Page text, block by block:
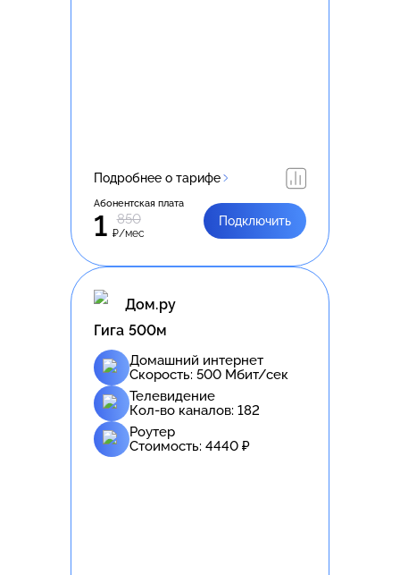
Подробнее о тарифе
Абонентская плата
1 850
₽/мес
Подключить
Дом.ру
Гига 500м
Домашний интернет
Скорость: 500 Мбит/сек
Телевидение
Кол-во каналов: 182
Роутер
Стоимость: 4440 ₽